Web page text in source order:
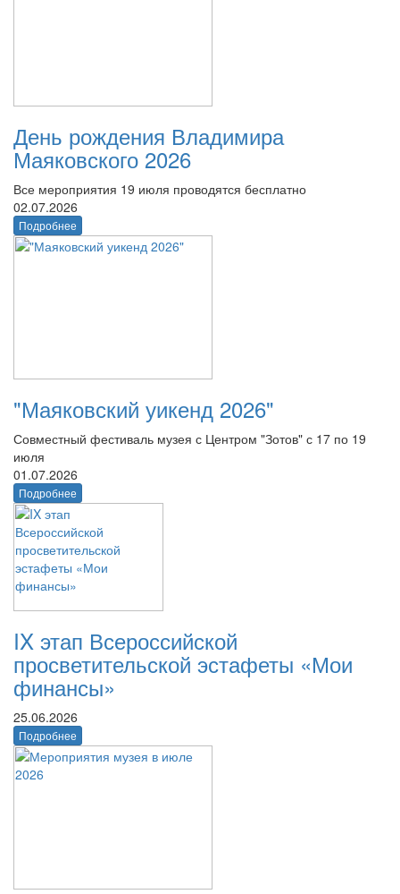
День рождения Владимира
Маяковского 2026
Все мероприятия 19 июля проводятся бесплатно
02.07.2026
Подробнее
"Маяковский уикенд 2026"
Совместный фестиваль музея с Центром "Зотов" с 17 по 19
июля
01.07.2026
Подробнее
IX этап Всероссийской
просветительской эстафеты «Мои
финансы»
25.06.2026
Подробнее